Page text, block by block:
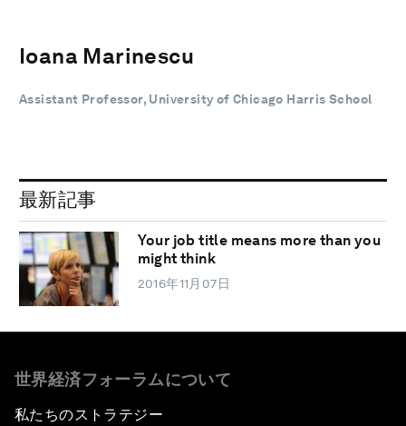
Ioana Marinescu
Assistant Professor, University of Chicago Harris School
最新記事
Your job title means more than you
might think
2016年11月07日
世界経済フォーラムについて
私たちのストラテジー